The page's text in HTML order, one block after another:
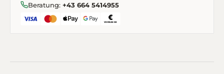
Beratung: +43 664 5414955